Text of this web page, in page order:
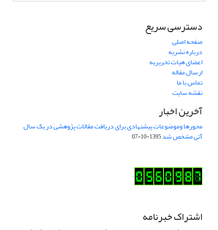
دسترسی سریع
صفحه اصلی
درباره نشریه
اعضای هیات تحریریه
ارسال مقاله
تماس با ما
نقشه سایت
آخرین اخبار
محورها وموضوعات پیشنهادی برای دریافت مقالات پژوهشی در یک سال
آتی مشخص شد1395-10-07
اشتراک خبرنامه